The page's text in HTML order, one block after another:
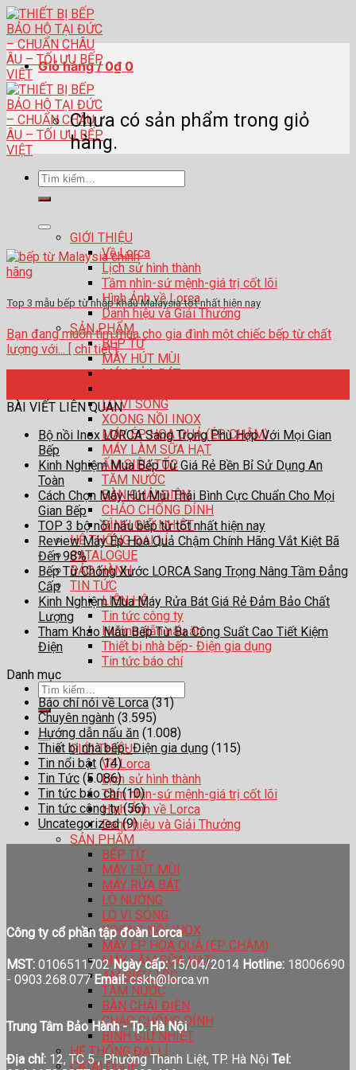
Skip
to
content
Tìm
kiếm:
GIỚI THIỆU
Về Lorca
Lịch sử hình thành
Tầm nhìn-sứ mệnh-giá trị cốt lõi
Hình Ảnh về Lorca
Danh hiệu và Giải Thưởng
SẢN PHẨM
BẾP TỪ
MÁY HÚT MÙI
MÁY RỬA BÁT
LÒ VI SÓNG
XOONG NỒI INOX
MÁY ÉP HOA QUẢ (ÉP CHẬM)
MÁY LÀM SỮA HẠT
ẤM SIÊU TỐC
TĂM NƯỚC
BÀN CHẢI ĐIỆN
CHẢO CHỐNG DÍNH
BÌNH GIỮ NHIỆT
HỆ THỐNG ĐẠI LÍ
CATALOGUE
BẢO HÀNH
TIN TỨC
LIÊN HỆ
Tin tức công ty
Hướng dẫn nấu ăn
Thiết bị nhà bếp- Điện gia dụng
Tin tức báo chí
Tìm
kiếm:
GIỚI THIỆU
Về Lorca
Lịch sử hình thành
Tầm nhìn-sứ mệnh-giá trị cốt lõi
Hình Ảnh về Lorca
Danh hiệu và Giải Thưởng
SẢN PHẨM
BẾP TỪ
MÁY HÚT MÙI
MÁY RỬA BÁT
LÒ NƯỚNG
LÒ VI SÓNG
XOONG NỒI INOX
MÁY ÉP HOA QUẢ (ÉP CHẬM)
MÁY LÀM SỮA HẠT
ẤM SIÊU TỐC
TĂM NƯỚC
BÀN CHẢI ĐIỆN
CHẢO CHỐNG DÍNH
BÌNH GIỮ NHIỆT
HỆ THỐNG ĐẠI LÍ
CATALOGUE
Giỏ hàng /0₫ 0
Chưa có sản phẩm trong giỏ
hàng.
Top 3 mẫu bếp từ nhập khẩu Malaysia tốt nhất hiện nay
Bạn đang muốn tìm mua cho gia đình một chiếc bếp từ chất
lượng với... [ chi tiết ]
BÀI VIẾT LIÊN QUAN
Bộ nồi Inox LORCA Sang Trọng Phù Hợp Với Mọi Gian
Bếp
Kinh Nghiệm Mua Bếp Từ Giá Rẻ Bền Bỉ Sử Dụng An
Toàn
Cách Chọn Máy Hút Mùi Thái Bình Cực Chuẩn Cho Mọi
Gian Bếp
TOP 3 bộ nồi nấu bếp từ tốt nhất hiện nay
Review Máy Ép Hoa Quả Chậm Chính Hãng Vắt Kiệt Bã
Đến 98%
Bếp Từ Chống Xước LORCA Sang Trọng Nâng Tầm Đẳng
Cấp
Kinh Nghiệm Mua Máy Rửa Bát Giá Rẻ Đảm Bảo Chất
Lượng
Tham Khảo Mẫu Bếp Từ Ba Công Suất Cao Tiết Kiệm
Điện
Danh mục
Báo chí nói về Lorca(31)
Chuyên ngành (3.595)
Hướng dẫn nấu ăn (1.008)
Thiết bị nhà bếp- Điện gia dụng (115)
Tin nổi bật (14)
Tin Tức (5.086)
Tin tức báo chí(10)
Tin tức công ty(56)
Uncategorized(9)
Công ty cổ phần tập đoàn Lorca
MST: 0106511702Ngày cấp:15/04/2014 Hotline: 18006690
- 0903.268.077 Email:cskh@lorca.vn
Trung Tâm Bảo Hành - Tp. Hà Nội
Địa chỉ: 12, TC 5 , Phường Thanh Liệt, TP. Hà Nội Tel: